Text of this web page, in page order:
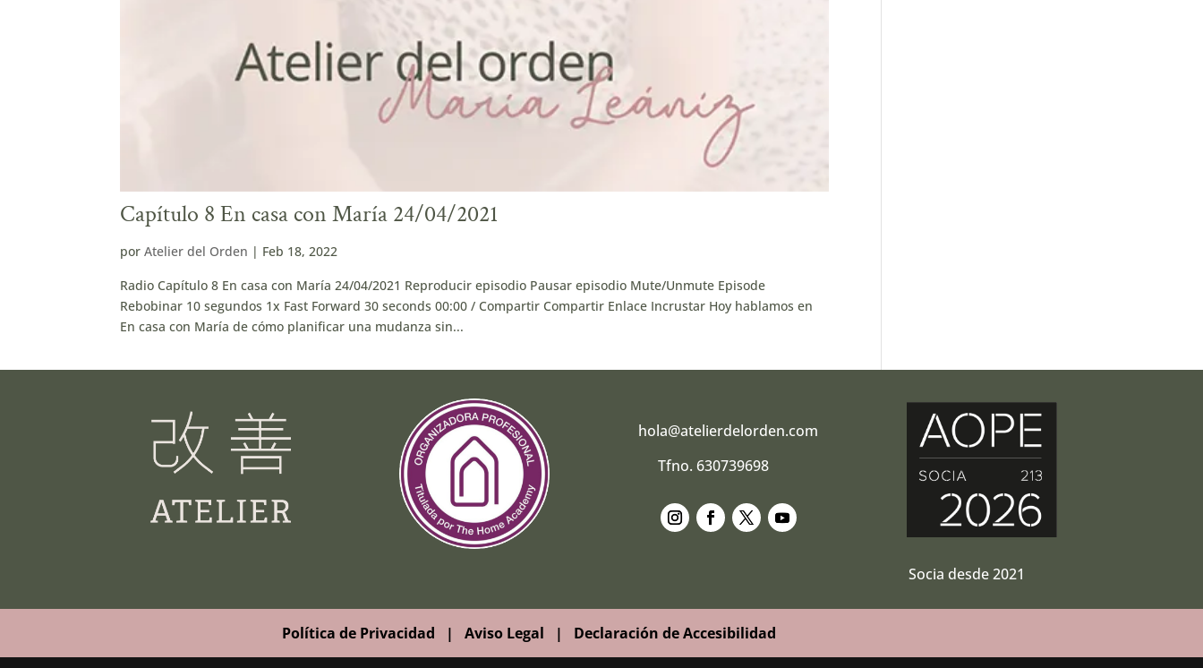
Capítulo 8 En casa con María 24/04/2021
porAtelier del Orden | Feb 18, 2022
Radio Capítulo 8 En casa con María 24/04/2021 Reproducir episodio Pausar episodio Mute/Unmute Episode
Rebobinar 10 segundos 1x Fast Forward 30 seconds 00:00 / Compartir Compartir Enlace Incrustar Hoy hablamos en
En casa con María de cómo planificar una mudanza sin...
hola@atelierdelorden.com
Tfno. 630739698
Socia desde 2021
Política de Privacidad |Aviso Legal | Declaración de Accesibilidad